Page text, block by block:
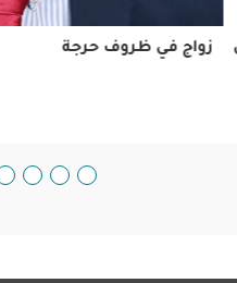
زواج في ظروف حرجة